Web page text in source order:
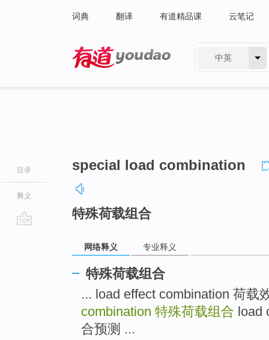
词典 翻译 有道精品课 云笔记
中英
目录
释义
special load combination
特殊荷载组合
网络释义 专业释义
特殊荷载组合
... load effect combination 荷载
combination 特殊荷载组合 load
合预测 ...